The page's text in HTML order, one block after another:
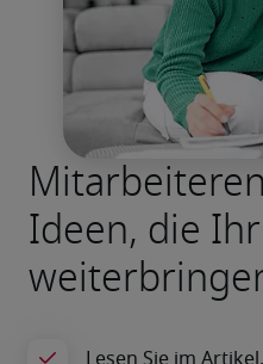
Ideen, die